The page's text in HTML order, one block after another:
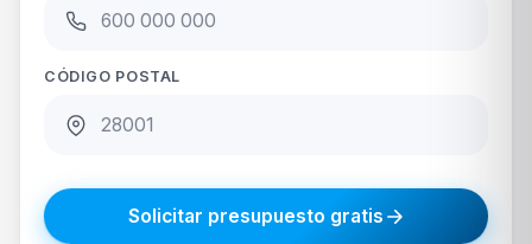
CÓDIGO POSTAL
Solicitar presupuesto gratis